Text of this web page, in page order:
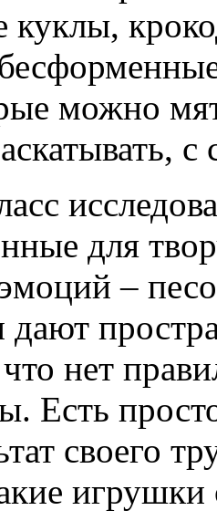
куклы,
можно
для
–
нет
Есть
своего